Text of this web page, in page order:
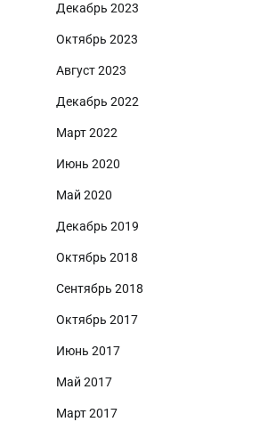
Декабрь 2023
Октябрь 2023
Август 2023
Декабрь 2022
Март 2022
Июнь 2020
Май 2020
Декабрь 2019
Октябрь 2018
Сентябрь 2018
Октябрь 2017
Июнь 2017
Май 2017
Март 2017